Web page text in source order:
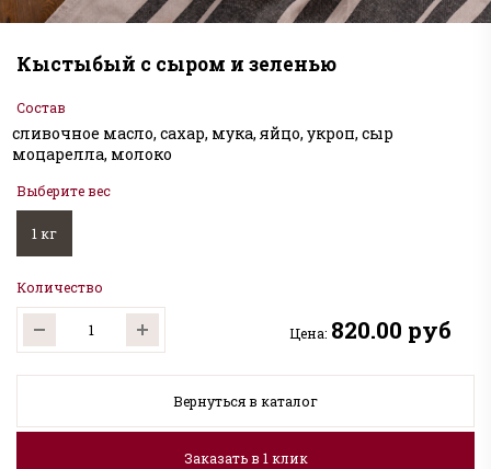
Кыстыбый с сыром и зеленью
Состав
сливочное масло, сахар, мука, яйцо, укроп, сыр
моцарелла, молоко
Выберите вес
1 кг
Количество
Цена: 820.00 руб
Вернуться в каталог
Заказать в 1 клик